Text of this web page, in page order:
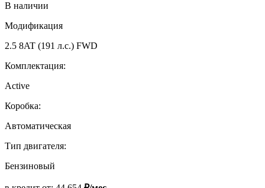
В наличии
Модификация
2.5 8AT (191 л.с.) FWD
Комплектация:
Active
Коробка:
Автоматическая
Тип двигателя:
Бензиновый